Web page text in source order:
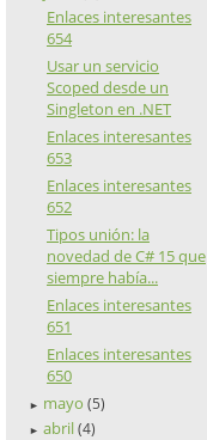
Enlaces interesantes
654
Usar un servicio
Scoped desde un
Singleton en .NET
Enlaces interesantes
653
Enlaces interesantes
652
Tipos unión: la
novedad de C# 15 que
siempre había...
Enlaces interesantes
651
Enlaces interesantes
650
► mayo (5)
► abril (4)